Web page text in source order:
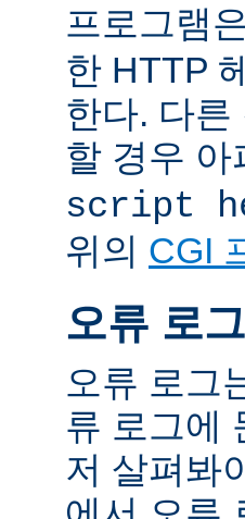
프로그램
한 HTTP
한다. 다
할 경우 아
script
위의 CGI
오류 로그
오류 로그
류 로그에
저 살펴봐